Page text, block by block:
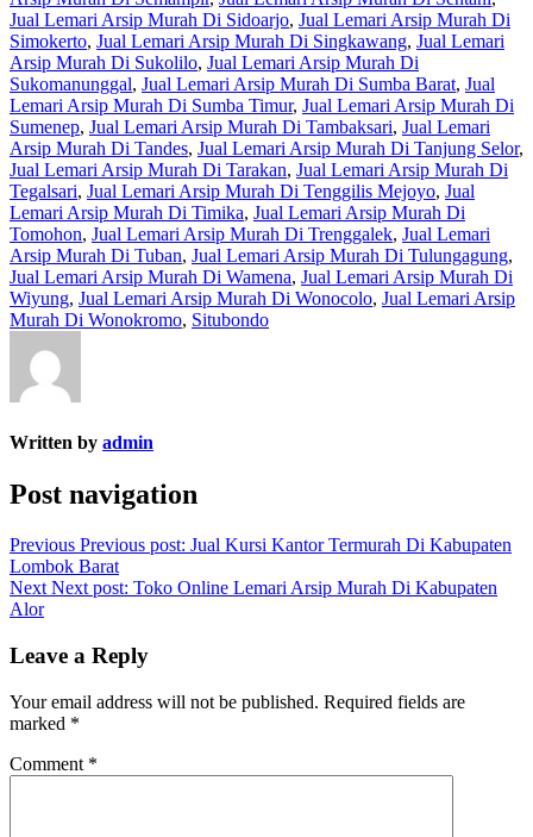
Jual Lemari Arsip Murah Di Sidoarjo, Jual Lemari Arsip Murah Di
Simokerto, Jual Lemari Arsip Murah Di Singkawang, Jual Lemari
Arsip Murah Di Sukolilo, Jual Lemari Arsip Murah Di
Sukomanunggal, Jual Lemari Arsip Murah Di Sumba Barat, Jual
Lemari Arsip Murah Di Sumba Timur, Jual Lemari Arsip Murah Di
Sumenep, Jual Lemari Arsip Murah Di Tambaksari, Jual Lemari
Arsip Murah Di Tandes, Jual Lemari Arsip Murah Di Tanjung Selor,
Jual Lemari Arsip Murah Di Tarakan, Jual Lemari Arsip Murah Di
Tegalsari, Jual Lemari Arsip Murah Di Tenggilis Mejoyo, Jual
Lemari Arsip Murah Di Timika, Jual Lemari Arsip Murah Di
Tomohon, Jual Lemari Arsip Murah Di Trenggalek, Jual Lemari
Arsip Murah Di Tuban, Jual Lemari Arsip Murah Di Tulungagung,
Jual Lemari Arsip Murah Di Wamena, Jual Lemari Arsip Murah Di
Wiyung, Jual Lemari Arsip Murah Di Wonocolo, Jual Lemari Arsip
Murah Di Wonokromo, Situbondo
Written by admin
Post navigation
Previous Previous post: Jual Kursi Kantor Termurah Di Kabupaten
Lombok Barat
Next Next post: Toko Online Lemari Arsip Murah Di Kabupaten
Alor
Leave a Reply
Your email address will not be published. Required fields are
marked *
Comment *